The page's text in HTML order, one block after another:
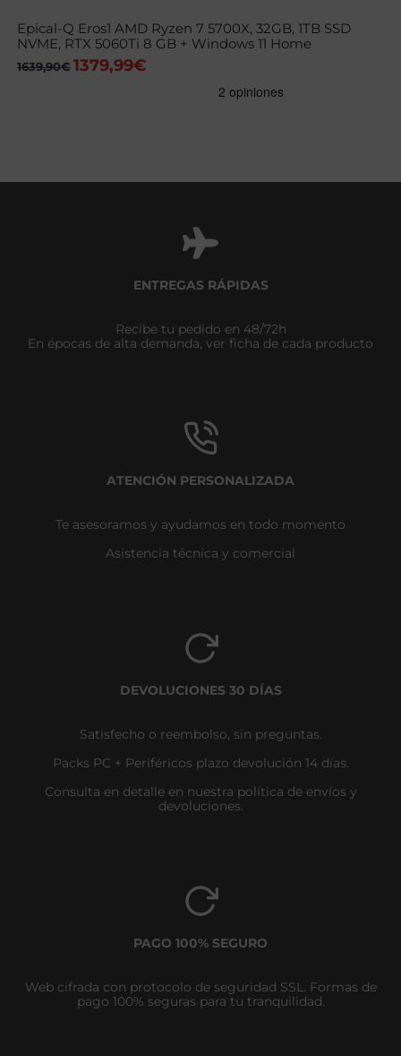
Epical-Q Eros1 AMD Ryzen 7 5700X, 32GB, 1TB SSD
NVME, RTX 5060Ti 8 GB + Windows 11 Home
1639,90€ El
1379,99€
ENTREGAS RÁPIDAS
Recibe tu pedido en 48/72h
En épocas de alta demanda, ver ficha de cada producto
ATENCIÓN PERSONALIZADA
Te asesoramos y ayudamos en todo momento
Asistencia técnica y comercial
DEVOLUCIONES 30 DÍAS
Satisfecho o reembolso, sin preguntas.
Packs PC + Periféricos plazo devolución 14 días.
Consulta en detalle en nuestra política de envíos y
devoluciones.
PAGO 100% SEGURO
Web cifrada con protocolo de seguridad SSL. Formas de
pago 100% seguras para tu tranquilidad.